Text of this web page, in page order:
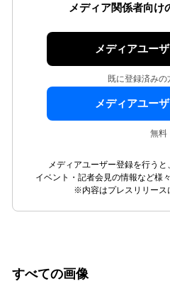
メディア関係者向け
メディアユー
既に登録済みの
メディアユー
無料
メディアユーザー登録を行うと
イベント・記者会見の情報など様
※内容はプレスリリース
すべての画像